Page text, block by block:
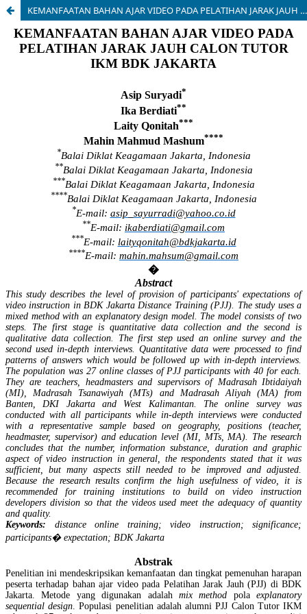
KEMANFAATAN BAHAN AJAR VIDEO PADA PELATIHAN JARAK JAUH CALON TUTOR IKM BDK JAKARTA